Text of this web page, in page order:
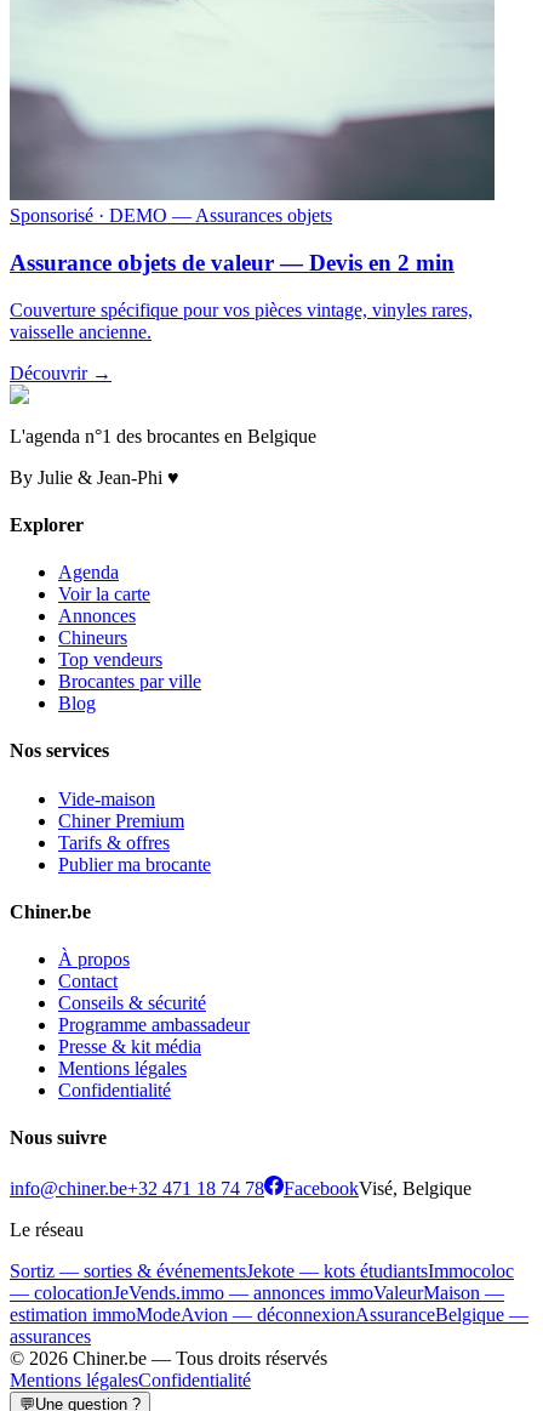
Sponsorisé · DEMO — Assurances objets
Assurance objets de valeur — Devis en 2 min
Couverture spécifique pour vos pièces vintage, vinyles rares,
vaisselle ancienne.
Découvrir →
L'agenda n°1 des brocantes en Belgique
By Julie & Jean-Phi ♥
Explorer
Agenda
Voir la carte
Annonces
Chineurs
Top vendeurs
Brocantes par ville
Blog
Nos services
Vide-maison
Chiner Premium
Tarifs & offres
Publier ma brocante
Chiner.be
À propos
Contact
Conseils & sécurité
Programme ambassadeur
Presse & kit média
Mentions légales
Confidentialité
Nous suivre
info@chiner.be+32 471 18 74 78 FacebookVisé, Belgique
Le réseau
Sortiz — sorties & événementsJekote — kots étudiantsImmocoloc
— colocationJeVends.immo — annonces immoValeurMaison —
estimation immoModeAvion — déconnexionAssuranceBelgique —
assurances
© 2026 Chiner.be — Tous droits réservés
Mentions légalesConfidentialité
💬Une question ?